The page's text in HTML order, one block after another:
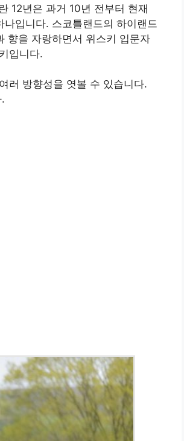
12년은 과거 10년 전부터 현재
입니다. 스코틀랜드의 하이랜드
향을 자랑하면서 위스키 입문자
입니다.
러 방향성을 엿볼 수 있습니다.